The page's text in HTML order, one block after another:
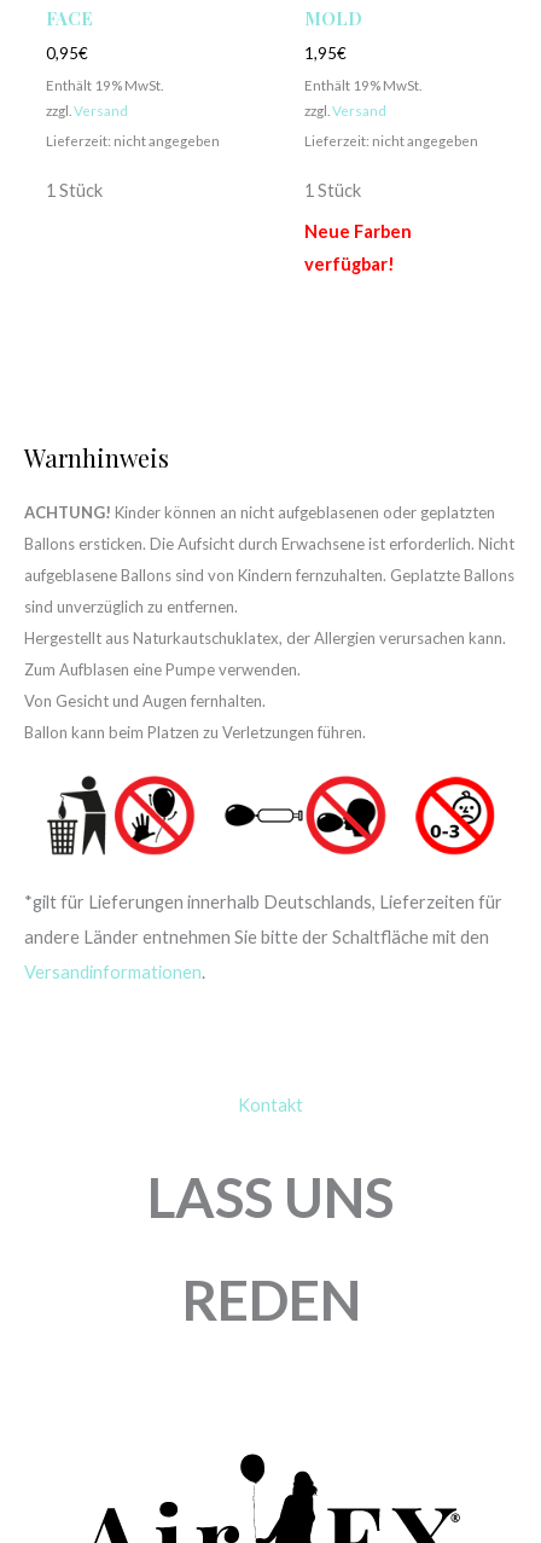
FACE
0,95€
Enthält 19% MwSt.
zzgl. Versand
Lieferzeit: nicht angegeben
1 Stück
MOLD
1,95€
Enthält 19% MwSt.
zzgl. Versand
Lieferzeit: nicht angegeben
1 Stück
Neue Farben
verfügbar!
Warnhinweis
ACHTUNG! Kinder können an nicht aufgeblasenen oder geplatzten
Ballons ersticken. Die Aufsicht durch Erwachsene ist erforderlich. Nicht
aufgeblasene Ballons sind von Kindern fernzuhalten. Geplatzte Ballons
sind unverzüglich zu entfernen.
Hergestellt aus Naturkautschuklatex, der Allergien verursachen kann.
Zum Aufblasen eine Pumpe verwenden.
Von Gesicht und Augen fernhalten.
Ballon kann beim Platzen zu Verletzungen führen.
*gilt für Lieferungen innerhalb Deutschlands, Lieferzeiten für
andere Länder entnehmen Sie bitte der Schaltfläche mit den
Versandinformationen.
Kontakt
LASS UNS
REDEN